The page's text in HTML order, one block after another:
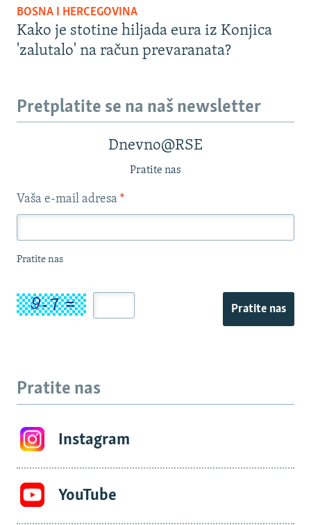
BOSNA I HERCEGOVINA
Kako je stotine hiljada eura iz Konjica
'zalutalo' na račun prevaranata?
Pretplatite se na naš newsletter
Dnevno@RSE
Pratite nas
Vaša e-mail adresa *
Pratite nas
Pratite nas
Pratite nas
Instagram
YouTube